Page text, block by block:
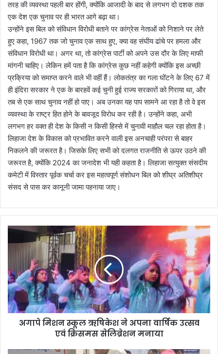
तरह की व्यवस्था पहली बार होंगी, क्योंकि आजादी के बाद से लगभग दो दशक तक
एक देश एक चुनाव पर ही भारत आगे बढ़ा था।
उन्होंने इस बिल को संविधान विरोधी बताने पर कांग्रेस नेताओं को निशाने पर लेते
हुए कहा, 1967 तक जो चुनाव एक साथ हुए, क्या वह संघीय ढांचे पर हमला और
संविधान विरोधी था। अगर था, तो कांग्रेस पार्टी को अपने उस दौर के लिए माफी
मांगनी चाहिए। लेकिन हमें पता है कि कांग्रेस कुछ नहीं कहेगी क्योंकि इस अच्छी
प्रक्रिया को समाप्त करने वाले भी वहीं हैं। लोकतंत्र का गला घोंटने के लिए 67 में
ही इंदिरा सरकार ने एक के बारहवें कई चुनी हुई राज्य सरकारों को गिराया था, और
तब से एक साथ चुनाव नहीं हो पाए। अब उनका यह पाप सामने आ रहा है तो वे इस
व्यवस्था के राष्ट्र हित होने के बावजूद विरोध कर रही है। उन्होंने कहा, अभी
लगभग हर वक्त ही देश के किसी न किसी हिस्से में चुनावी माहौल चल रहा होता है।
लिहाजा देश के विकास को प्रभावित करने वाली इस अनचाही परंपरा से बाहर
निकलने की जरूरत है। जिसके लिए सभी को दलगत राजनीति से ऊपर उठने की
जरूरत है, क्योंकि 2024 का जनादेश भी यही कहता है। लिहाजा सत्युक्त संसदीय
कमेटी में विस्तार पूर्वक चर्चा कर इस महत्वपूर्ण संशोधन बिल को शीघ्र अतिशीघ्र
संसद से पास कर कानूनी जामा पहनाया जाए।
अ
श
न
स्कू
ल
ऋ
अगापे मिशन स्कूल ऋषिकेश ने अपना वार्षिक उत्सव
एवं क्रिसमस सेलिब्रेशन मनाया